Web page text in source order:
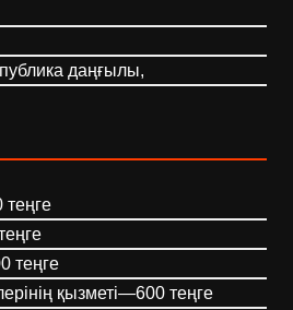
даңғылы,
теңге
қызметі—600 теңге